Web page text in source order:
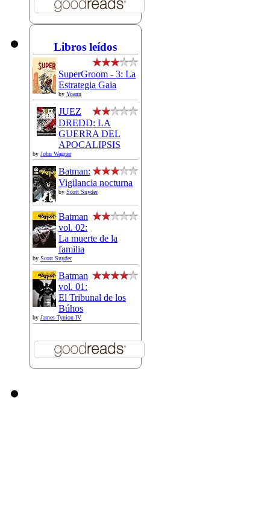
Libros leídos
SuperGroom - 3: La
Estrategia Gaia
by Yoann
JUEZ
DREDD: LA
GUERRA DEL
APOCALIPSIS
by John Wagner
Batman:
Vigilancia nocturna
by Scott Snyder
Batman
vol. 02:
La muerte de la
familia
by Scott Snyder
Batman
vol. 01:
El Tribunal de los
Búhos
by James Tynion IV